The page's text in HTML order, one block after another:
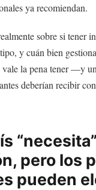
ya recomiendan.
sobre si tener
y cuán bien
vale la pena tener —y
deberían recibir
“necesita”
pero los
pueden